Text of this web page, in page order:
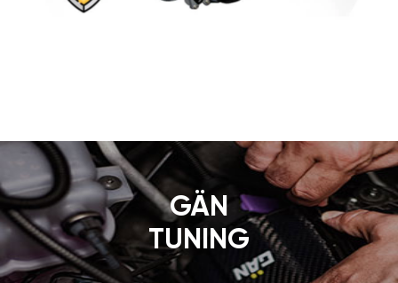
GÄN
TUNING